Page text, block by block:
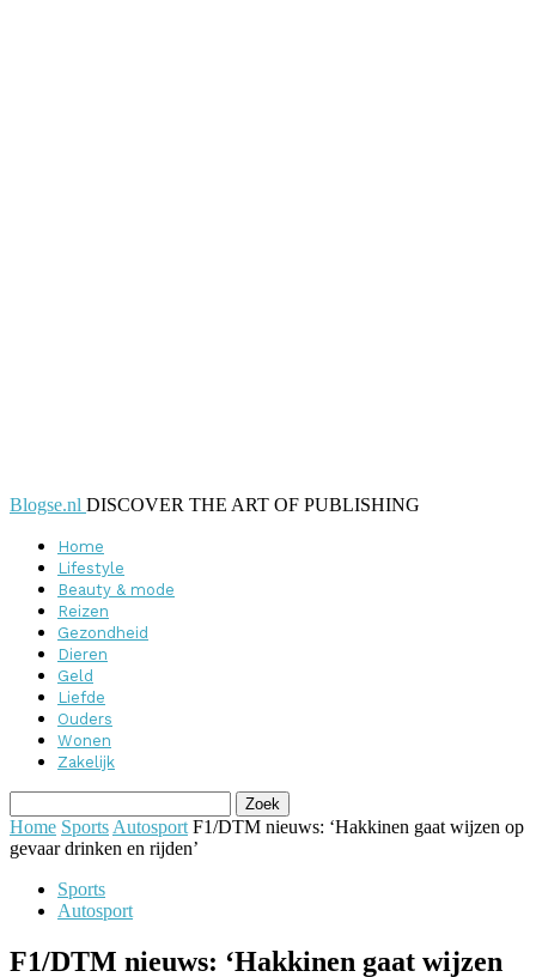
Blogse.nl DISCOVER THE ART OF PUBLISHING
Home
Lifestyle
Beauty & mode
Reizen
Gezondheid
Dieren
Geld
Liefde
Ouders
Wonen
Zakelijk
Home Sports Autosport F1/DTM nieuws: ‘Hakkinen gaat wijzen op
gevaar drinken en rijden’
Sports
Autosport
F1/DTM nieuws: ‘Hakkinen gaat wijzen